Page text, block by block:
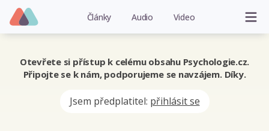
Články Audio Video
Otevřete si přístup k celému obsahu Psychologie.cz.
Připojte se k nám, podporujeme se navzájem. Díky.
Jsem předplatitel: přihlásit se